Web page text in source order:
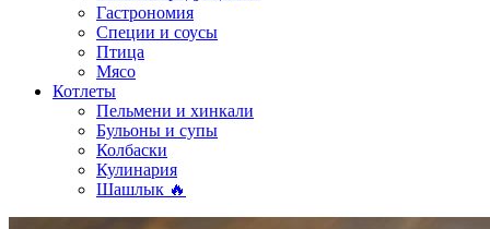
Гастрономия
Специи и соусы
Птица
Мясо
Котлеты
Пельмени и хинкали
Бульоны и супы
Колбаски
Кулинария
Шашлык 🔥